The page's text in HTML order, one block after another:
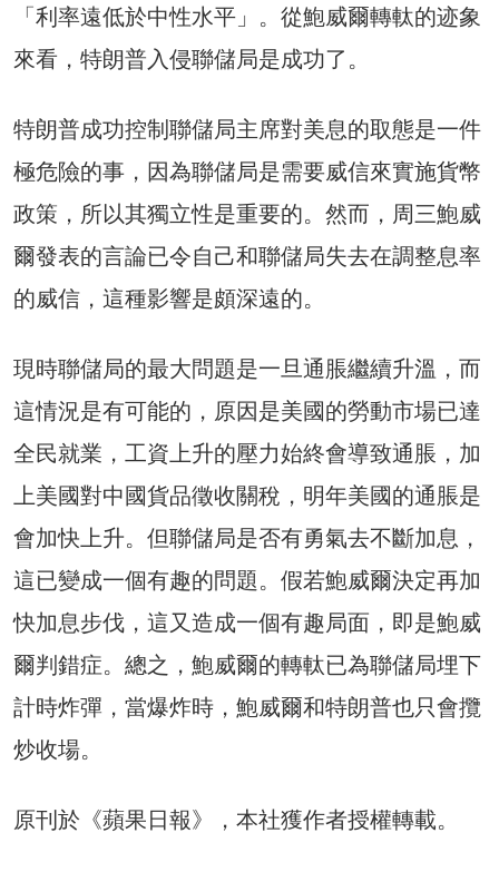
「利率遠低於中性水平」。從鮑威爾轉軚的迹象
來看，特朗普入侵聯儲局是成功了。
特朗普成功控制聯儲局主席對美息的取態是一件
極危險的事，因為聯儲局是需要威信來實施貨幣
政策，所以其獨立性是重要的。然而，周三鮑威
爾發表的言論已令自己和聯儲局失去在調整息率
的威信，這種影響是頗深遠的。
現時聯儲局的最大問題是一旦通脹繼續升溫，而
這情況是有可能的，原因是美國的勞動市場已達
全民就業，工資上升的壓力始終會導致通脹，加
上美國對中國貨品徵收關稅，明年美國的通脹是
會加快上升。但聯儲局是否有勇氣去不斷加息，
這已變成一個有趣的問題。假若鮑威爾決定再加
快加息步伐，這又造成一個有趣局面，即是鮑威
爾判錯症。總之，鮑威爾的轉軚已為聯儲局埋下
計時炸彈，當爆炸時，鮑威爾和特朗普也只會攬
炒收場。
原刊於《蘋果日報》，本社獲作者授權轉載。